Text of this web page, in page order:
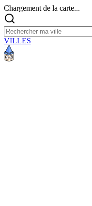
Chargement de la carte...
VILLES